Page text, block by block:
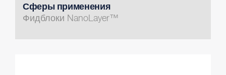
Сферы применения
Фидблоки NanoLayer™